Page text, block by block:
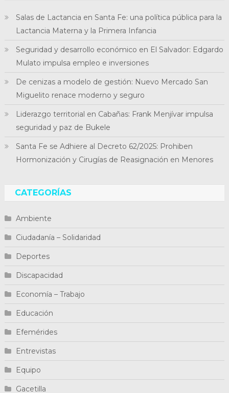
Salas de Lactancia en Santa Fe: una política pública para la
Lactancia Materna y la Primera Infancia
Seguridad y desarrollo económico en El Salvador: Edgardo
Mulato impulsa empleo e inversiones
De cenizas a modelo de gestión: Nuevo Mercado San
Miguelito renace moderno y seguro
Liderazgo territorial en Cabañas: Frank Menjívar impulsa
seguridad y paz de Bukele
Santa Fe se Adhiere al Decreto 62/2025: Prohiben
Hormonización y Cirugías de Reasignación en Menores
CATEGORÍAS
Ambiente
Ciudadanía – Solidaridad
Deportes
Discapacidad
Economía – Trabajo
Educación
Efemérides
Entrevistas
Equipo
Gacetilla